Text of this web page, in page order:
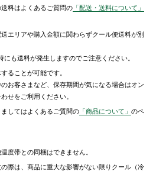
料はよくあるご質問の 「配送・送料について」
送エリアや購入金額に関わらずクール便送料が別
も送料が発生しますのでご注意ください。
ることが可能です。
お客さまなど、保存期間が気になる場合はオン
せをご利用ください。
してはよくあるご質問の 「商品について」のペ
度帯との同梱はできません。
際は、商品に重大な影響がない限りクール（冷